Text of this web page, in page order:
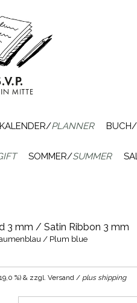
KALENDER/PLANNER BUCH/
SOMMER/SUMMER
3 mm / Satin Ribbon 3 mm
/ Plum blue
%) & zzgl. Versand / plus shipping